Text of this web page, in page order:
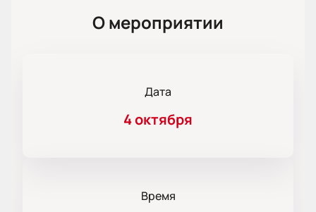
О мероприятии
Дата
4 октября
Время